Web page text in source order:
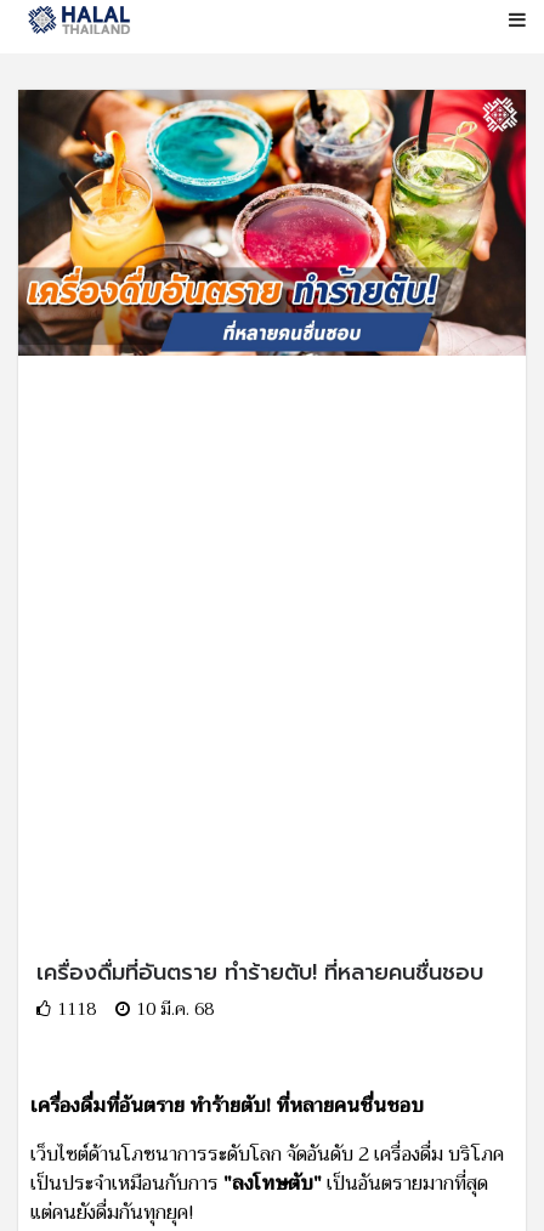
เครื่องดื่มที่อันตราย ทำร้ายตับ! ที่หลายคนชื่นชอบ
1118 10 มี.ค. 68
เครื่องดื่มที่อันตราย ทำร้ายตับ! ที่หลายคนชื่นชอบ
เว็บไซต์ด้านโภชนาการระดับโลก จัดอันดับ 2 เครื่องดื่ม บริโภค
เป็นประจำเหมือนกับการ "ลงโทษตับ"เป็นอันตรายมากที่สุด
แต่คนยังดื่มกันทุกยุค!